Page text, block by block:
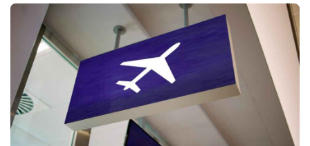
Neuigkeiten
Blog
Presse
Fragen und Antworten
Deutsch